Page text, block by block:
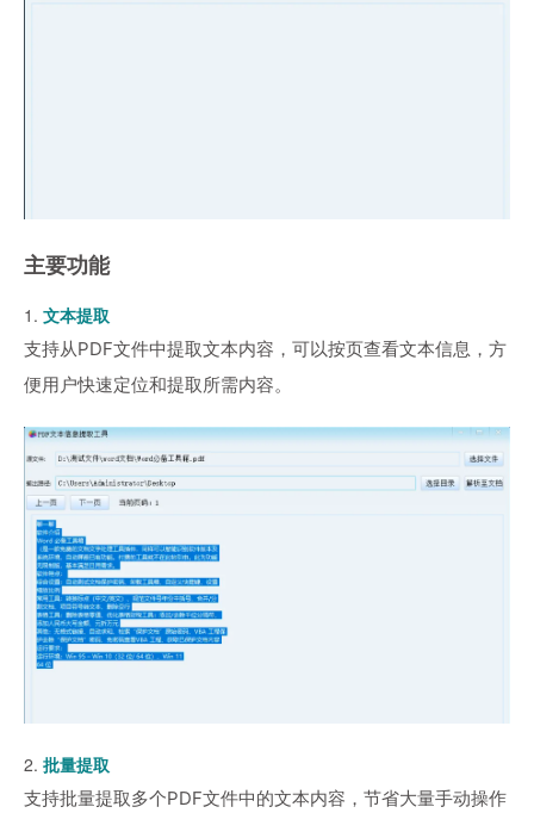
主要功能
1. 文本提取
支持从PDF文件中提取文本内容，可以按页查看文本信息，方
便用户快速定位和提取所需内容。
2. 批量提取
支持批量提取多个PDF文件中的文本内容，节省大量手动操作